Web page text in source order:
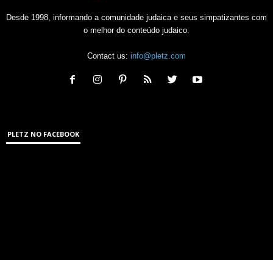
Desde 1998, informando a comunidade judaica e seus simpatizantes com
o melhor do conteúdo judaico.
Contact us: info@pletz.com
PLETZ NO FACEBOOK